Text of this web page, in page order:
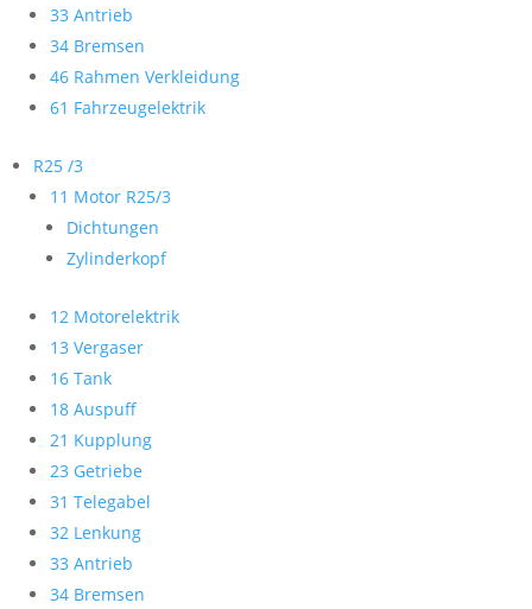
33 Antrieb
34 Bremsen
46 Rahmen Verkleidung
61 Fahrzeugelektrik
R25 /3
11 Motor R25/3
Dichtungen
Zylinderkopf
12 Motorelektrik
13 Vergaser
16 Tank
18 Auspuff
21 Kupplung
23 Getriebe
31 Telegabel
32 Lenkung
33 Antrieb
34 Bremsen